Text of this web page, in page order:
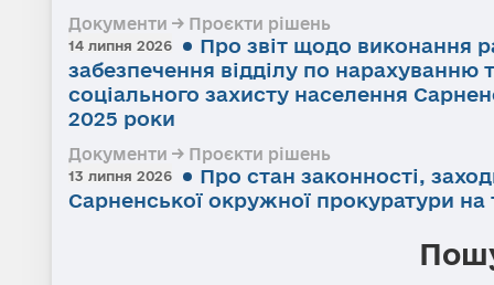
Документи → Проєкти рішень
14 липня 2026
Про звіт щодо виконання
забезпечення відділу по нарахуванню
соціального захисту населення
2025 роки
Документи → Проєкти рішень
13 липня 2026
Про стан законності,
Сарненської окружної прокуратури на